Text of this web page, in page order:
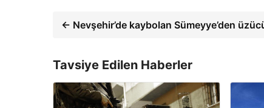
← Nevşehir’de kaybolan Sümeyye’den
Tavsiye Edilen Haberler